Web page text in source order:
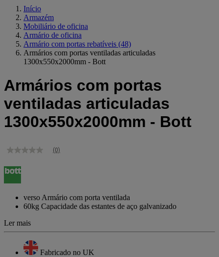
Início
Armazém
Mobiliário de oficina
Armário de oficina
Armário com portas rebatíveis (48)
Armários com portas ventiladas articuladas
1300x550x2000mm - Bott
Armários com portas
ventiladas articuladas
1300x550x2000mm - Bott
Sem
de
classificação
Link
mesma
(0)
verso Armário com porta ventilada
60kg Capacidade das estantes de aço galvanizado
Ler mais
Fabricado no UK